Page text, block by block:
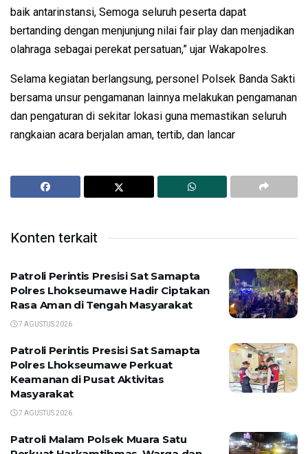
baik antarinstansi, Semoga seluruh peserta dapat
bertanding dengan menjunjung nilai fair play dan menjadikan
olahraga sebagai perekat persatuan,” ujar Wakapolres.
Selama kegiatan berlangsung, personel Polsek Banda Sakti
bersama unsur pengamanan lainnya melakukan pengamanan
dan pengaturan di sekitar lokasi guna memastikan seluruh
rangkaian acara berjalan aman, tertib, dan lancar
Konten terkait
Patroli Perintis Presisi Sat Samapta
Polres Lhokseumawe Hadir Ciptakan
Rasa Aman di Tengah Masyarakat
7 AGUSTUS 2026
Patroli Perintis Presisi Sat Samapta
Polres Lhokseumawe Perkuat
Keamanan di Pusat Aktivitas
Masyarakat
7 AGUSTUS 2026
Patroli Malam Polsek Muara Satu